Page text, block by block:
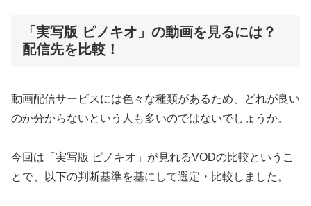
「実写版 ピノキオ」の動画を見るには？
配信先を比較！
動画配信サービスには色々な種類があるため、どれが良い
のか分からないという人も多いのではないでしょうか。
今回は「実写版 ピノキオ」が見れるVODの比較というこ
とで、以下の判断基準を基にして選定・比較しました。